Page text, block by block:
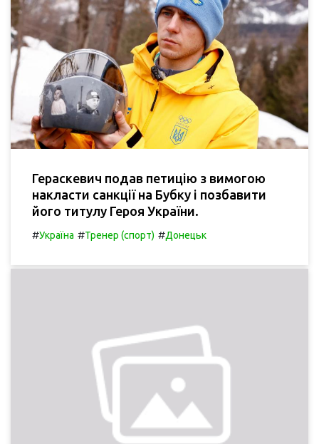
Гераскевич подав петицію з вимогою
накласти санкції на Бубку і позбавити
його титулу Героя України.
#Україна #Тренер (спорт) #Донецьк